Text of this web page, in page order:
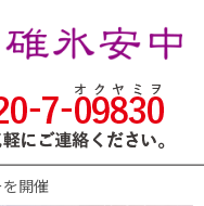
開催